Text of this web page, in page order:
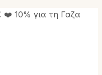
10% για τη Γαζα